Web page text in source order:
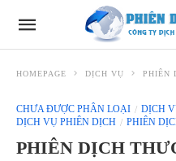
HOMEPAGE DỊCH VỤ PHIÊN
CHƯA ĐƯỢC PHÂN LOẠI DỊCH
DỊCH VỤ PHIÊN DỊCH
PHIÊN
PHIÊN DỊCH